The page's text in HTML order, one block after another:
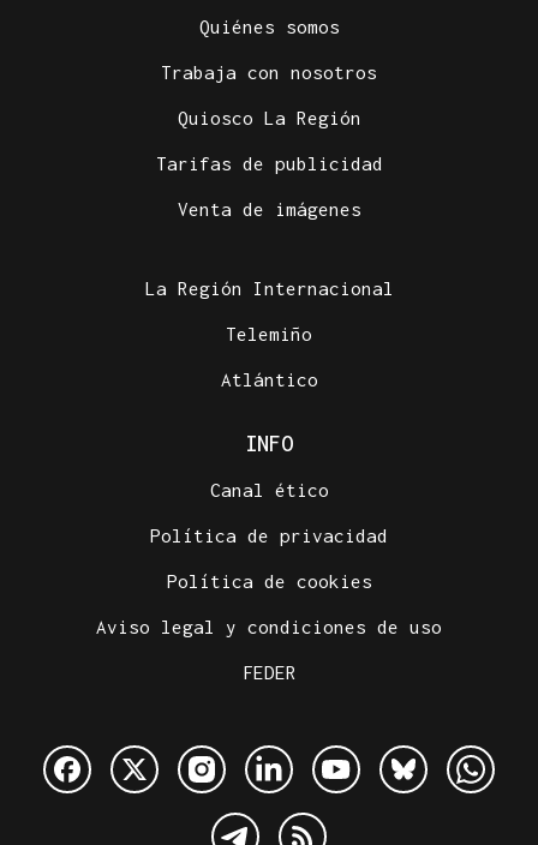
Quiénes somos
Trabaja con nosotros
Quiosco La Región
Tarifas de publicidad
Venta de imágenes
La Región Internacional
Telemiño
Atlántico
INFO
Canal ético
Política de privacidad
Política de cookies
Aviso legal y condiciones de uso
FEDER